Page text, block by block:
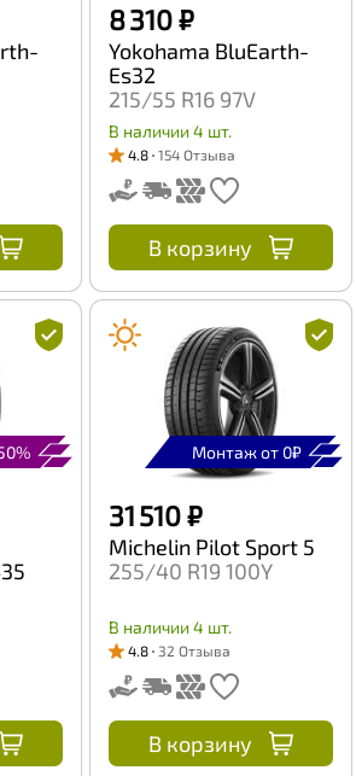
8 310 ₽
Yokohama BluEarth-
Es32
215/55 R16 97V
В наличии 4 шт.
4.8 154 Отзыва
В корзину
Монтаж от 0₽
31 510 ₽
Michelin Pilot Sport 5
255/40 R19 100Y
В наличии 4 шт.
4.8 32 Отзыва
В корзину